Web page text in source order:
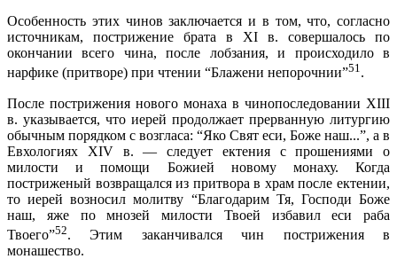
Особенность этих чинов заключается и в том, что, согласно
источникам, пострижение брата в XI в. совершалось по
окончании всего чина, после лобзания, и происходило в
нарфике (притворе) при чтении “Блажени непорочнии”51.
После пострижения нового монаха в чинопоследовании XIII
в. указывается, что иерей продолжает прерванную литургию
обычным порядком с возгласа: “Яко Свят еси, Боже наш...”, а в
Евхологиях XIV в. — следует ектения с прошениями о
милости и помощи Божией новому монаху. Когда
постриженый возвращался из притвора в храм после ектении,
то иерей возносил молитву “Благодарим Тя, Господи Боже
наш, яже по мнозей милости Твоей избавил еси раба
Твоего”52. Этим заканчивался чин пострижения в
монашество.